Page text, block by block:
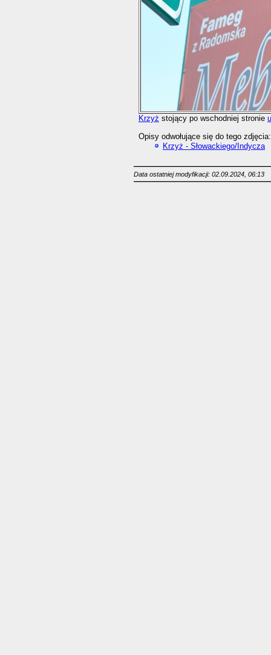
Krzyż stojący po wschodniej stronie
Opisy odwołujące się do tego zdjęcia:
Krzyż - Słowackiego/Indycza
Data ostatniej modyfikacji: 02.09.2024, 06:13